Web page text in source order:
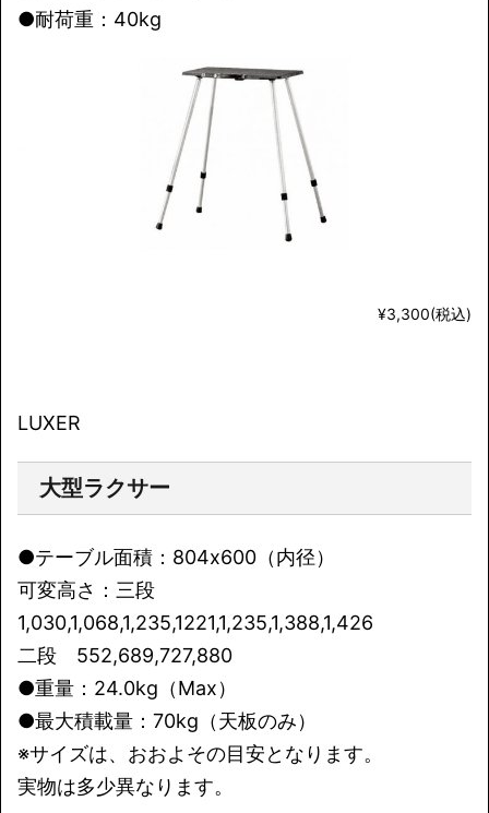
●耐荷重：40kg
¥3,300(税込)
LUXER
大型ラクサー
●テーブル面積：804x600（内径）
可変高さ：三段
1,030,1,068,1,235,1221,1,235,1,388,1,426
二段 552,689,727,880
●重量：24.0kg（Max）
●最大積載量：70kg（天板のみ）
※サイズは、おおよその目安となります。
実物は多少異なります。